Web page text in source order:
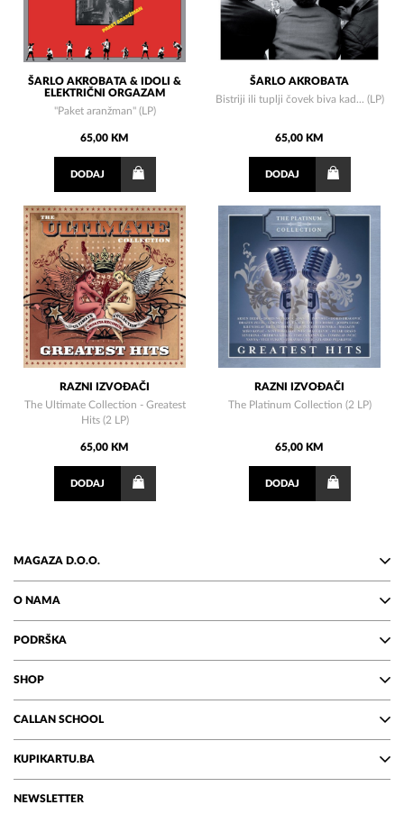
ŠARLO AKROBATA & IDOLI &
ELEKTRIČNI ORGAZAM
"Paket aranžman" (LP)
65,00 KM
DODAJ
ŠARLO AKROBATA
Bistriji ili tuplji čovek biva kad... (LP)
65,00 KM
DODAJ
RAZNI IZVOĐAČI
The Ultimate Collection - Greatest
Hits (2 LP)
65,00 KM
DODAJ
RAZNI IZVOĐAČI
The Platinum Collection (2 LP)
65,00 KM
DODAJ
MAGAZA D.O.O.
O NAMA
PODRŠKA
SHOP
CALLAN SCHOOL
KUPIKARTU.BA
NEWSLETTER